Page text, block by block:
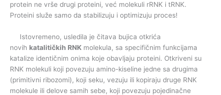
protein ne vrše drugi proteini, već molekuli rRNK i tRNK.
Proteini služe samo da stabilizuju i optimizuju proces!
Istovremeno, usledila je čitava bujica otkrića
novih katalitičkih RNK molekula, sa specifičnim funkcijama
katalize identičnim onima koje obavljaju proteini. Otkriveni su
RNK molekuli koji povezuju amino-kiseline jedne sa drugima
(primitivni ribozomi), koji seku, vezuju ili kopiraju druge RNK
molekule ili delove samih sebe, koji povezuju pojedinačne